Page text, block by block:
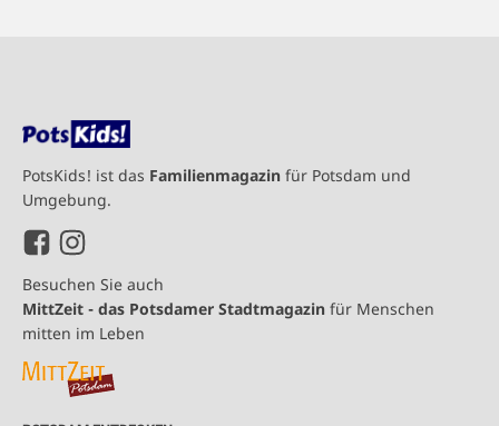
PotsKids! ist das Familienmagazin für Potsdam und
Umgebung.
Besuchen Sie auch
MittZeit - das Potsdamer Stadtmagazin für Menschen
mitten im Leben